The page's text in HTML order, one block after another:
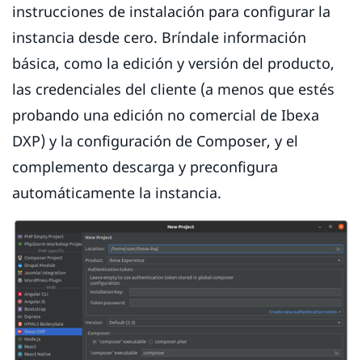
instrucciones de instalación para configurar la
instancia desde cero. Bríndale información
básica, como la edición y versión del producto,
las credenciales del cliente (a menos que estés
probando una edición no comercial de Ibexa
DXP) y la configuración de Composer, y el
complemento descarga y preconfigura
automáticamente la instancia.